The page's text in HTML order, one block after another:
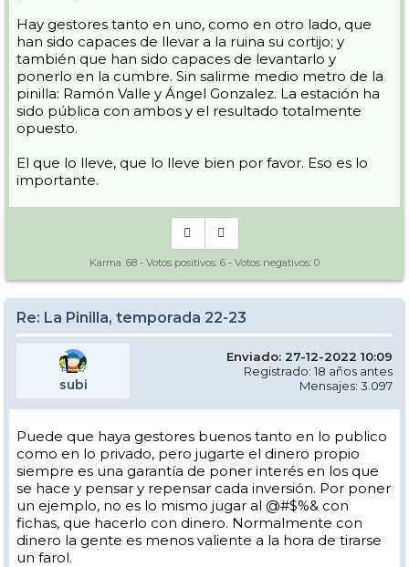
Hay gestores tanto en uno, como en otro lado, que
han sido capaces de llevar a la ruina su cortijo; y
también que han sido capaces de levantarlo y
ponerlo en la cumbre. Sin salirme medio metro de la
pinilla: Ramón Valle y Ángel Gonzalez. La estación ha
sido pública con ambos y el resultado totalmente
opuesto.
El que lo lleve, que lo lleve bien por favor. Eso es lo
importante.
Karma: 68 - Votos positivos: 6 - Votos negativos: 0
Re: La Pinilla, temporada 22-23
subi
Enviado: 27-12-2022 10:09
Registrado: 18 años antes
Mensajes: 3.097
Puede que haya gestores buenos tanto en lo publico
como en lo privado, pero jugarte el dinero propio
siempre es una garantía de poner interés en los que
se hace y pensar y repensar cada inversión. Por poner
un ejemplo, no es lo mismo jugar al @#$%& con
fichas, que hacerlo con dinero. Normalmente con
dinero la gente es menos valiente a la hora de tirarse
un farol.